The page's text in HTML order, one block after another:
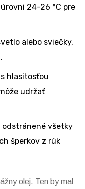
24-26 °C pre
alebo sviečky,
hlasitosťou
udržať
odstránené všetky
šperkov z rúk
olej. Ten by mal